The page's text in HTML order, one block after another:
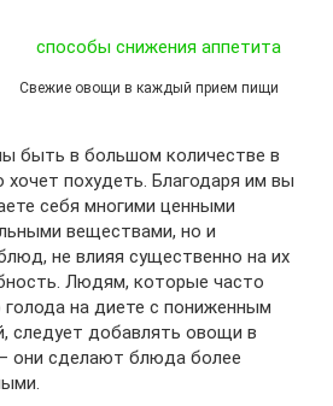
Свежие овощи в каждый прием пищи
быть в большом количестве в
похудеть. Благодаря им вы
себя многими ценными
веществами, но и
не влияя существенно на их
Людям, которые часто
на диете с пониженным
следует добавлять овощи в
они сделают блюда более